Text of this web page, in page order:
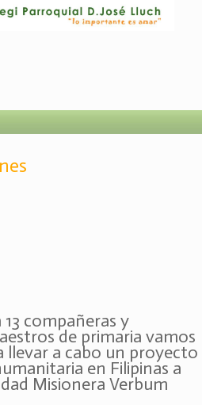
compañeras y
de primaria vamos
llevar a cabo un proyecto
en Filipinas a
Misionera Verbum